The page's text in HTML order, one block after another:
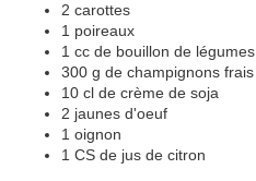
2 carottes
1 poireaux
1 cc de bouillon de légumes
300 g de champignons frais
10 cl de crème de soja
2 jaunes d'oeuf
1 oignon
1 CS de jus de citron